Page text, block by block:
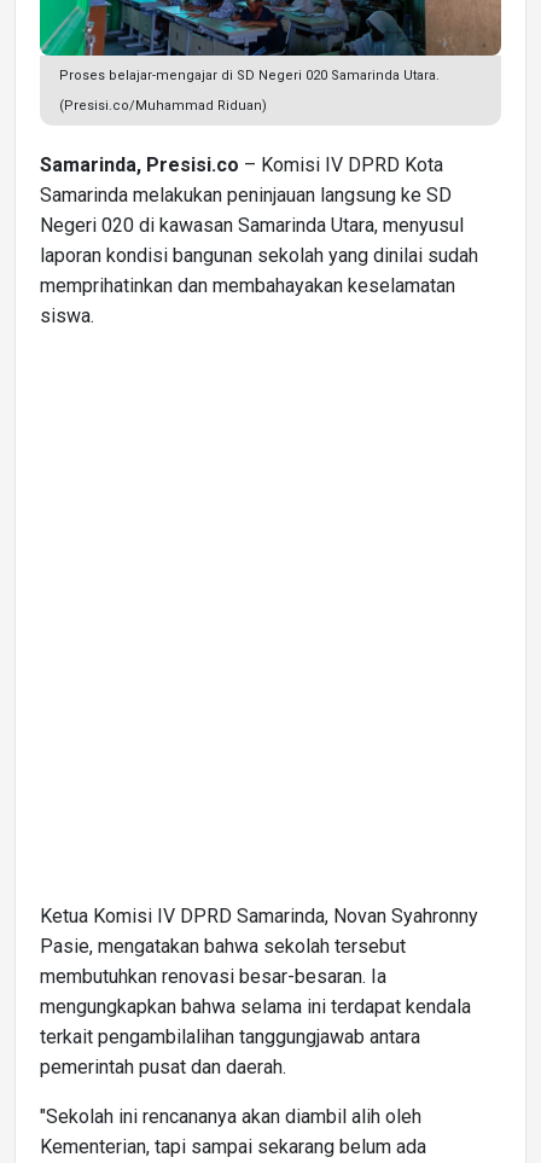
Proses belajar-mengajar di SD Negeri 020 Samarinda Utara.
(Presisi.co/Muhammad Riduan)
Samarinda, Presisi.co – Komisi IV DPRD Kota
Samarinda melakukan peninjauan langsung ke SD
Negeri 020 di kawasan Samarinda Utara, menyusul
laporan kondisi bangunan sekolah yang dinilai sudah
memprihatinkan dan membahayakan keselamatan
siswa.
Ketua Komisi IV DPRD Samarinda, Novan Syahronny
Pasie, mengatakan bahwa sekolah tersebut
membutuhkan renovasi besar-besaran. Ia
mengungkapkan bahwa selama ini terdapat kendala
terkait pengambilalihan tanggungjawab antara
pemerintah pusat dan daerah.
"Sekolah ini rencananya akan diambil alih oleh
Kementerian, tapi sampai sekarang belum ada